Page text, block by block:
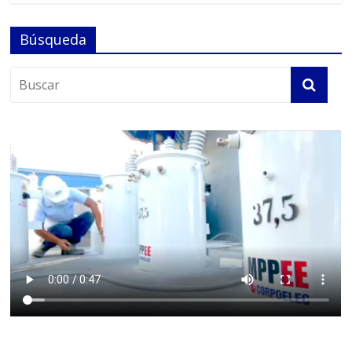
Búsqueda